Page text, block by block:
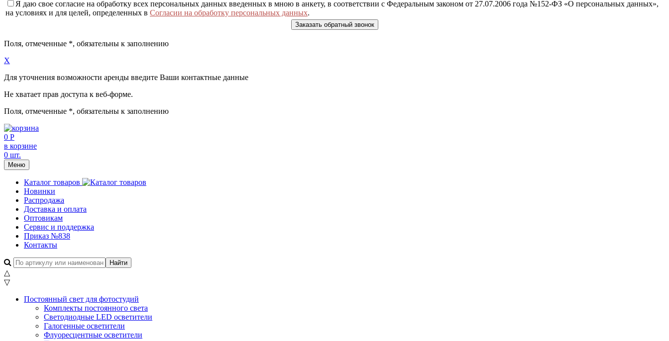
Я даю свое согласие на обработку всех персональных данных введенных в мною в анкету, в соответствии с Федеральным законом от 27.07.2006 года №152-ФЗ «О персональных данных»,
на условиях и для целей, определенных в Согласии на обработку персональных данных.
Поля, отмеченные *, обязательны к заполнению
X
Для уточнения возможности аренды введите Ваши контактные данные
Не хватает прав доступа к веб-форме.
Поля, отмеченные *, обязательны к заполнению
0 Р
в корзине
0 шт.
Меню
Каталог товаров
Новинки
Распродажа
Доставка и оплата
Оптовикам
Сервис и поддержка
Приказ №838
Контакты
△
▽
Постоянный свет для фотостудий
Комплекты постоянного света
Светодиодные LED осветители
Галогенные осветители
Флуоресцентные осветители